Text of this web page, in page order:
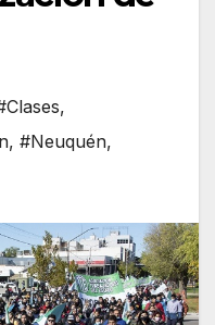
,
, #Neuquén,